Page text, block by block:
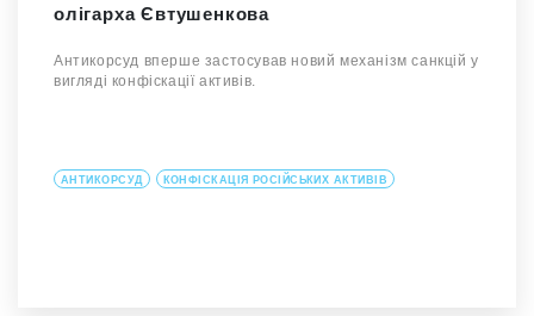
олігарха Євтушенкова
Антикорсуд вперше застосував новий механізм санкцій у
вигляді конфіскації активів.
АНТИКОРСУД КОНФІСКАЦІЯ РОСІЙСЬКИХ АКТИВІВ